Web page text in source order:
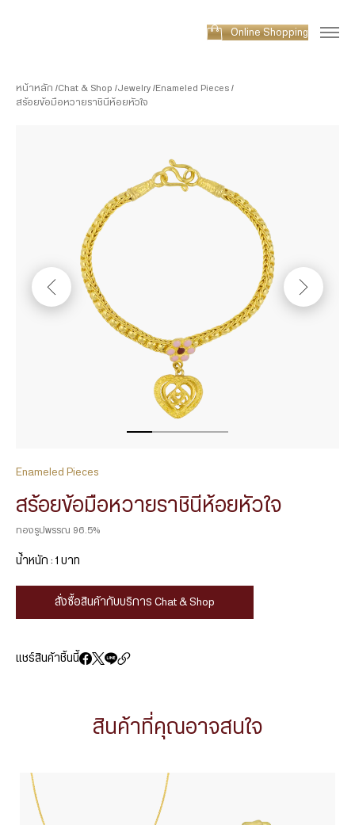
Online Shopping
หน้าหลัก Chat & Shop Jewelry Enameled Pieces
สร้อยข้อมือหวายราชินีห้อยหัวใจ
Enameled Pieces
สร้อยข้อมือหวายราชินีห้อยหัวใจ
ทองรูปพรรณ 96.5%
น้ำหนัก : 1 บาท
สั่งซื้อสินค้ากับบริการ Chat & Shop
แชร์สินค้าชิ้นนี้
สินค้าที่คุณอาจสนใจ